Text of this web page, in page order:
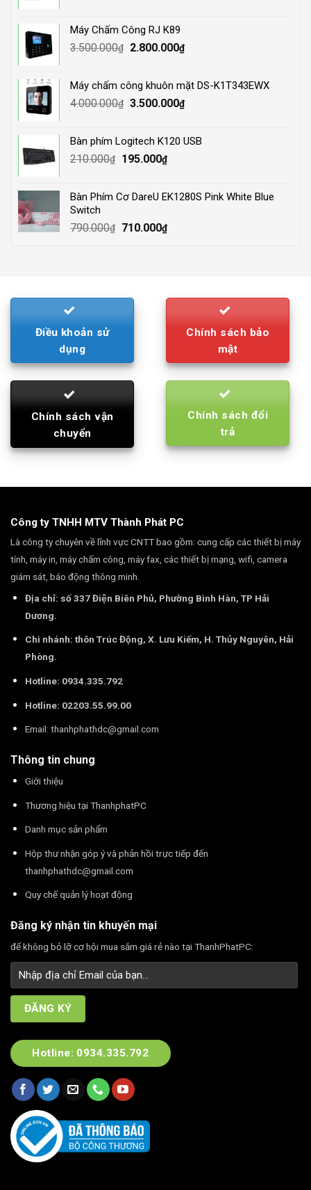
1.500.000₫.
Máy Chấm Công RJ K89
3.500.000₫
Original
3.500.000₫.
2.800.000₫Current
2.800.000₫.
Máy chấm công khuôn mặt DS-K1T343EWX
4.000.000₫ Original
4.000.000₫.
3.500.000₫Current
3.500.000₫.
Bàn phím Logitech K120 USB
210.000₫
Original
210.000₫.
195.000₫Current
195.000₫.
Bàn Phím Cơ DareU EK1280S Pink White Blue
Switch
790.000₫
Original
710.000₫Current
Điều khoản sử
dụng
Chính sách bảo
mật
Chính sách vận
chuyển
Chính sách đổi
trả
Công ty TNHH MTV Thành Phát PC
Là công ty chuyên về lĩnh vực CNTT bao gồm: cung cấp các thiết bị máy
tính, máy in, máy chấm công, máy fax, các thiết bị mạng, wifi, camera
giám sát, báo động thông minh.
Địa chỉ: số 337 Điện Biên Phủ, Phường Bình Hàn, TP Hải
Dương.
Chi nhánh: thôn Trúc Động, X. Lưu Kiếm, H. Thủy Nguyên, Hải
Phòng.
Hotline: 0934.335.792
Hotline: 02203.55.99.00
Email: thanhphathdc@gmail.com
Thông tin chung
Giới thiệu
Thương hiệu tại ThanhphatPC
Danh mục sản phẩm
Hộp thư nhận góp ý và phản hồi trực tiếp đến
thanhphathdc@gmail.com
Quy chế quản lý hoạt động
Đăng ký nhận tin khuyến mại
để không bỏ lỡ cơ hội mua sắm giá rẻ nào tại ThanhPhatPC:
Hotline: 0934.335.792